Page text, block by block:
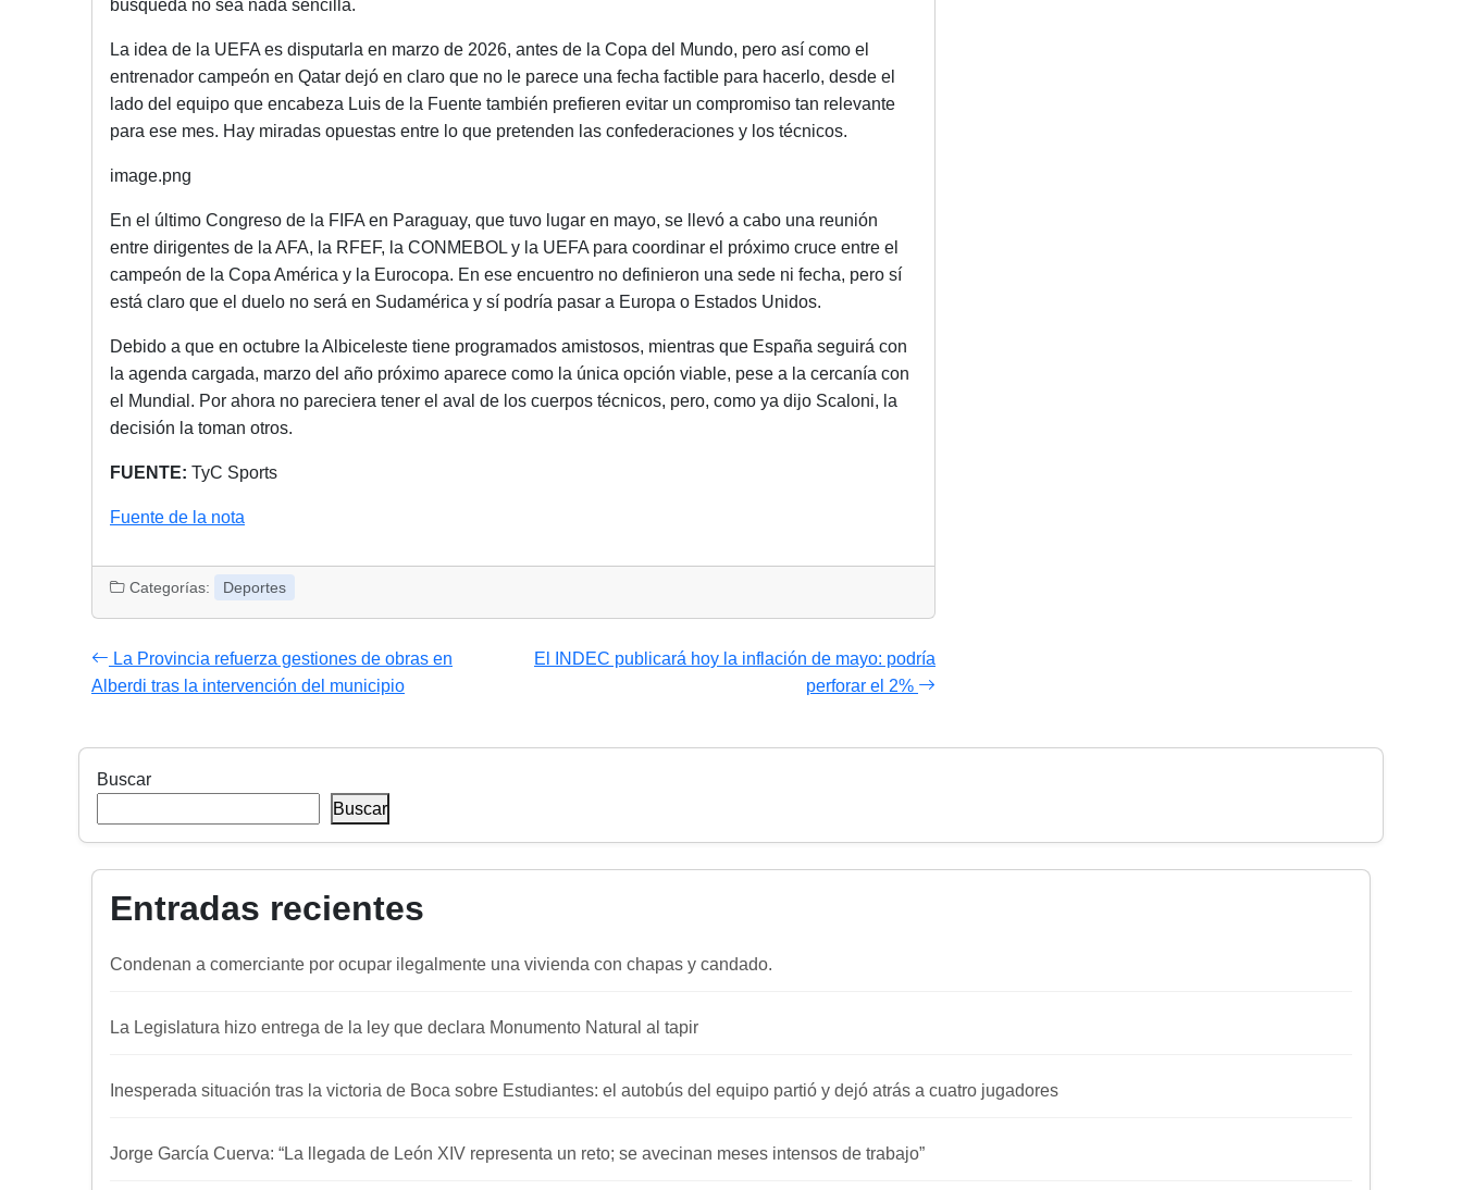
búsqueda no sea nada sencilla.
La idea de la UEFA es disputarla en marzo de 2026, antes de la Copa del Mundo, pero así como el
entrenador campeón en Qatar dejó en claro que no le parece una fecha factible para hacerlo, desde el
lado del equipo que encabeza Luis de la Fuente también prefieren evitar un compromiso tan relevante
para ese mes. Hay miradas opuestas entre lo que pretenden las confederaciones y los técnicos.
image.png
En el último Congreso de la FIFA en Paraguay, que tuvo lugar en mayo, se llevó a cabo una reunión
entre dirigentes de la AFA, la RFEF, la CONMEBOL y la UEFA para coordinar el próximo cruce entre el
campeón de la Copa América y la Eurocopa. En ese encuentro no definieron una sede ni fecha, pero sí
está claro que el duelo no será en Sudamérica y sí podría pasar a Europa o Estados Unidos.
Debido a que en octubre la Albiceleste tiene programados amistosos, mientras que España seguirá con
la agenda cargada, marzo del año próximo aparece como la única opción viable, pese a la cercanía con
el Mundial. Por ahora no pareciera tener el aval de los cuerpos técnicos, pero, como ya dijo Scaloni, la
decisión la toman otros.
FUENTE: TyC Sports
Fuente de la nota
Categorías: Deportes
La Provincia refuerza gestiones de obras en
Alberdi tras la intervención del municipio
El INDEC publicará hoy la inflación de mayo: podría
perforar el 2%
Buscar
Buscar
Entradas recientes
Condenan a comerciante por ocupar ilegalmente una vivienda con chapas y candado.
La Legislatura hizo entrega de la ley que declara Monumento Natural al tapir
Inesperada situación tras la victoria de Boca sobre Estudiantes: el autobús del equipo partió y dejó atrás a cuatro jugadores
Jorge García Cuerva: “La llegada de León XIV representa un reto; se avecinan meses intensos de trabajo”